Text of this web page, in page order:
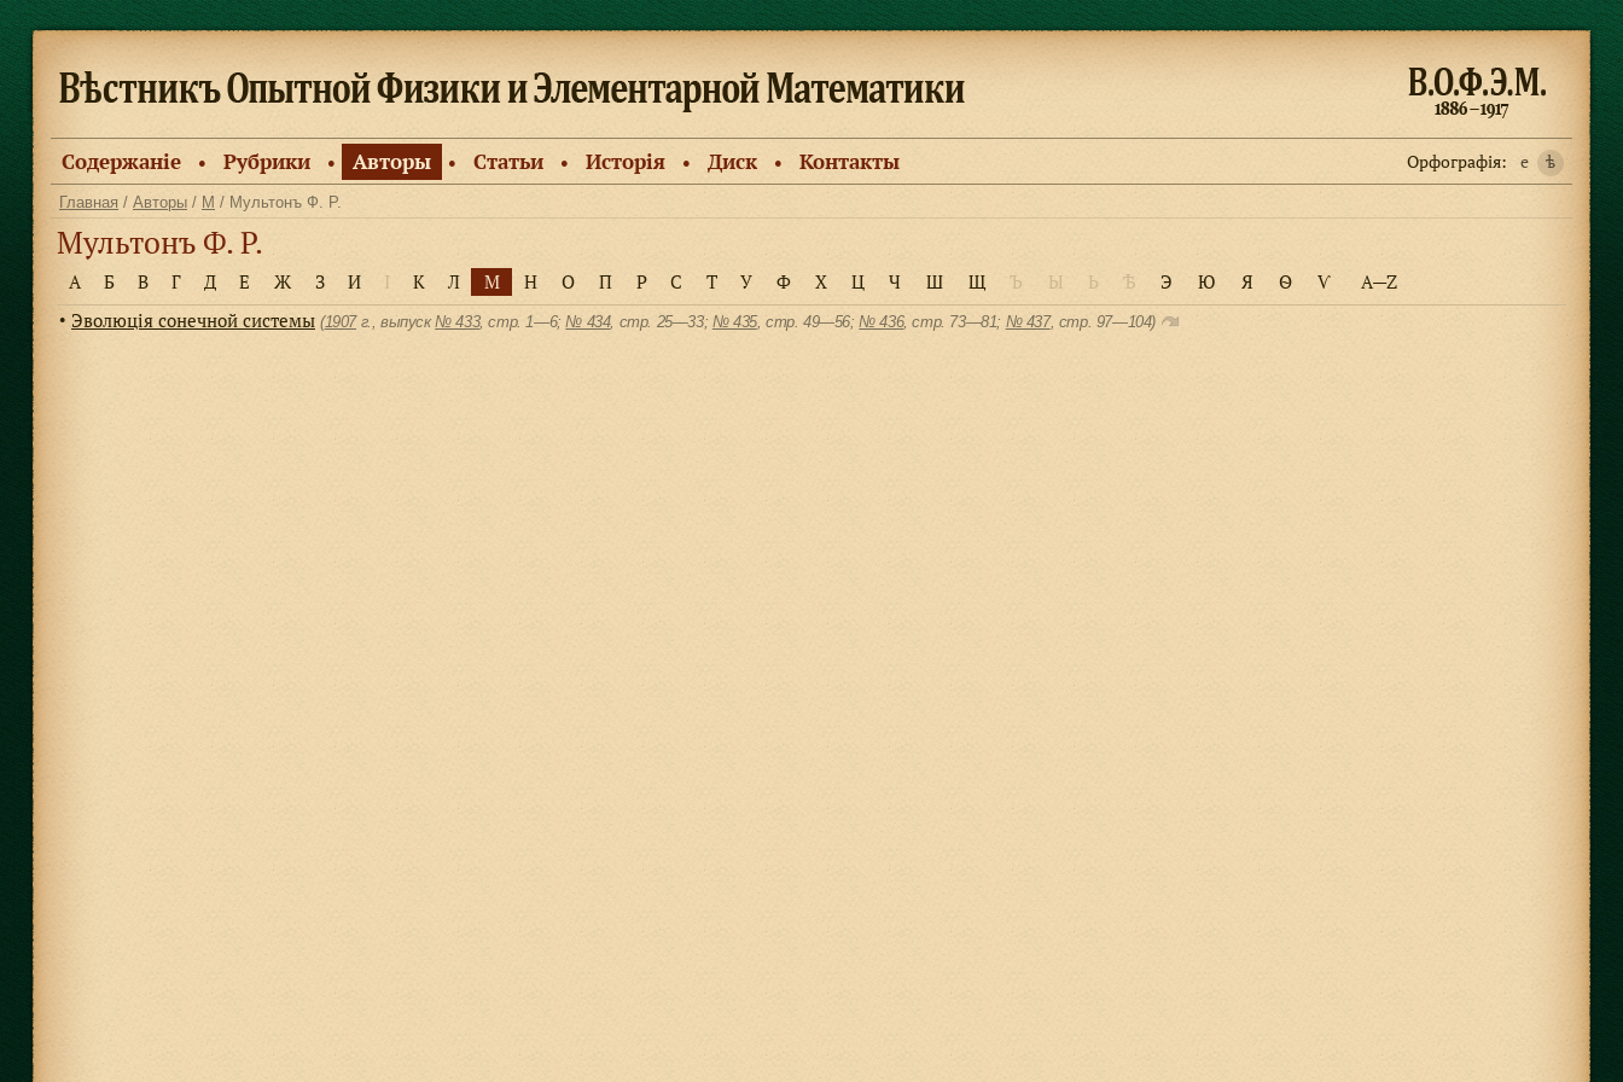
Содержанiе ● Рубрики ● Авторы ● Статьи ● Исторiя ● Диск ● Контакты Орфографiя: e ѣ
Главная / Авторы / М / Мультонъ Ф. Р.
Мультонъ Ф. Р.
А Б В Г Д Е Ж З И І К Л М Н О П Р С Т У Ф Х Ц Ч Ш Щ Ъ Ы Ь Ѣ Э Ю Я Ѳ Ѵ A—Z
● Эволюцiя сонечной системы (1907г., выпуск№ 433, cтр. 1—6;№ 434, cтр. 25—33; № 435, cтр. 49—56;№ 436, cтр. 73—81; № 437, cтр. 97—104)